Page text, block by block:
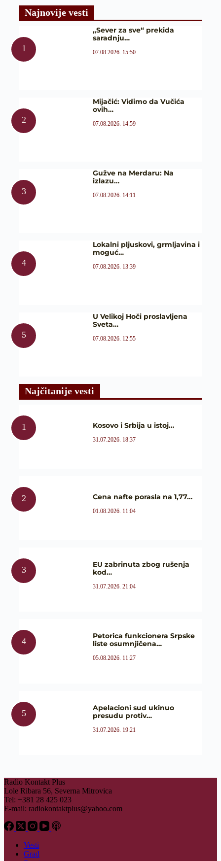
Najnovije vesti
„Sever za sve“ prekida
saradnju…
07.08.2026. 15:50
Mijačić: Vidimo da Vučića
ovih…
07.08.2026. 14:59
Gužve na Merdaru: Na
izlazu…
07.08.2026. 14:11
Lokalni pljuskovi, grmljavina i
moguć…
07.08.2026. 13:39
U Velikoj Hoči proslavljena
Sveta…
07.08.2026. 12:55
Najčitanije vesti
Kosovo i Srbija u istoj…
31.07.2026. 18:37
Cena nafte porasla na 1,77…
01.08.2026. 11:04
EU zabrinuta zbog rušenja
kod…
31.07.2026. 21:04
Petorica funkcionera Srpske
liste osumnjičena…
05.08.2026. 11:27
Apelacioni sud ukinuo
presudu protiv…
31.07.2026. 19:21
Radio Kontakt Plus
Lole Ribara 56, Severna Mitrovica
Tel: +381 28 425 023
E-mail: radiokontaktplus@yahoo.com
Vesti
Grad